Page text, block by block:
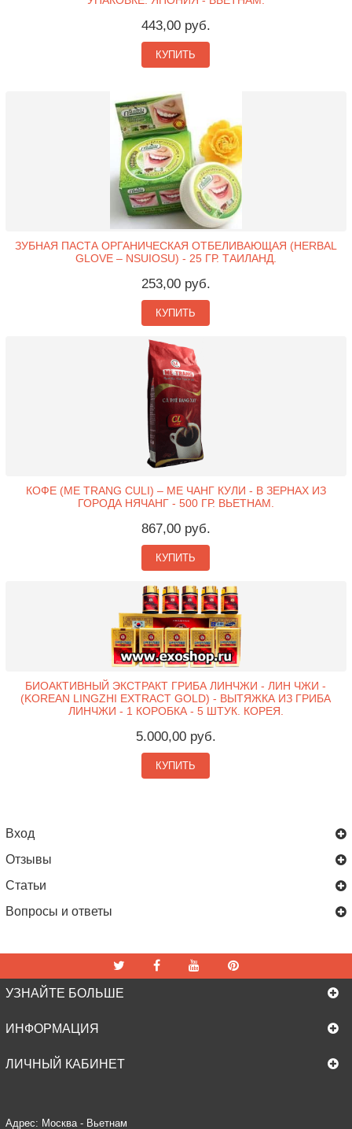
443,00 руб.
КУПИТЬ
ЗУБНАЯ ПАСТА ОРГАНИЧЕСКАЯ ОТБЕЛИВАЮЩАЯ (HERBAL
GLOVE – NSUIOSU) - 25 ГР. ТАИЛАНД.
253,00 руб.
КУПИТЬ
КОФЕ (ME TRANG CULI) – МЕ ЧАНГ КУЛИ - В ЗЕРНАХ ИЗ
ГОРОДА НЯЧАНГ - 500 ГР. ВЬЕТНАМ.
867,00 руб.
КУПИТЬ
БИОАКТИВНЫЙ ЭКСТРАКТ ГРИБА ЛИНЧЖИ - ЛИН ЧЖИ -
(KOREAN LINGZHI EXTRACT GOLD) - ВЫТЯЖКА ИЗ ГРИБА
ЛИНЧЖИ - 1 КОРОБКА - 5 ШТУК. КОРЕЯ.
5.000,00 руб.
КУПИТЬ
Вход
Отзывы
Статьи
Вопросы и ответы
УЗНАЙТЕ БОЛЬШЕ
ИНФОРМАЦИЯ
ЛИЧНЫЙ КАБИНЕТ
Адрес: Москва - Вьетнам